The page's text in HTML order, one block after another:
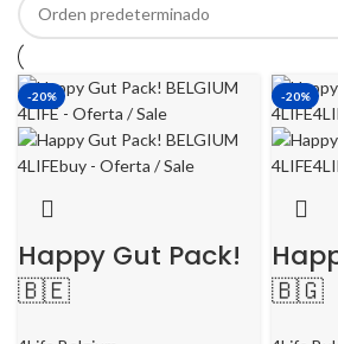
-20%
Happy Gut Pack!
🇧🇪
-20%
🇧🇬